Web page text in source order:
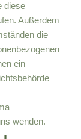
diese
Außerdem
die
ein
wenden.